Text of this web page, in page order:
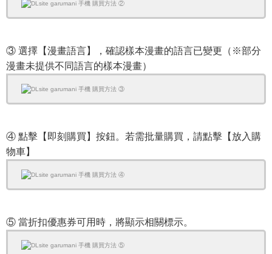
③ 選擇【漫畫語言】，確認樣本漫畫的語言已變更（※部分
漫畫未提供不同語言的樣本漫畫）
④ 點擊【即刻購買】按鈕。若需批量購買，請點擊【放入購
物車】
⑤ 當折扣優惠券可用時，將顯示相關標示。